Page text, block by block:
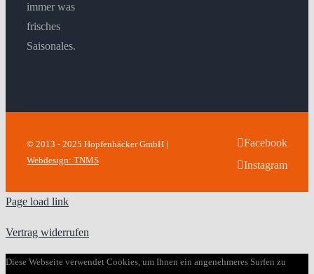
immer was
frisches
Saisonales.
© 2013 - 2025 Hopfenhäcker GmbH |
Webdesign: TNMS
Facebook
Instagram
Page load link
Vertrag widerrufen
Diese Webseite verwendet Cookies, um Ihnen ein angenehmeres Surfen zu